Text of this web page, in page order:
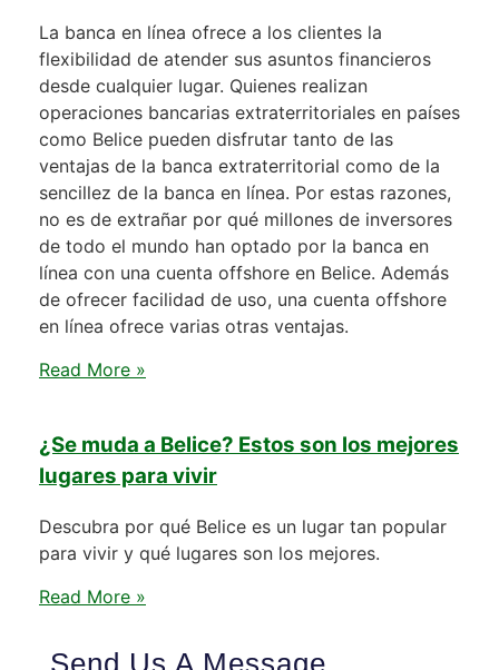
La banca en línea ofrece a los clientes la
flexibilidad de atender sus asuntos financieros
desde cualquier lugar. Quienes realizan
operaciones bancarias extraterritoriales en países
como Belice pueden disfrutar tanto de las
ventajas de la banca extraterritorial como de la
sencillez de la banca en línea. Por estas razones,
no es de extrañar por qué millones de inversores
de todo el mundo han optado por la banca en
línea con una cuenta offshore en Belice. Además
de ofrecer facilidad de uso, una cuenta offshore
en línea ofrece varias otras ventajas.
Read More »
¿Se muda a Belice? Estos son los mejores
lugares para vivir
Descubra por qué Belice es un lugar tan popular
para vivir y qué lugares son los mejores.
Read More »
Send Us A Message